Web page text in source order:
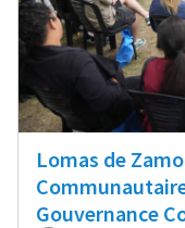
Lomas de
Gouvernance